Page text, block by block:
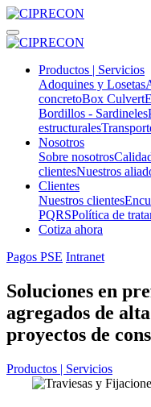
Productos | Servicios
Adoquines y Losetas
concretoBox Culvert
Bordillos - Sardineles
estructurales
Nosotros
Sobre nosotros
clientesNuestros
Clientes
Nuestros clientes
PQRSPolítica de
Cotiza ahora
Pagos PSE Intranet
Soluciones en
agregados de
proyectos de
Productos | Servicios